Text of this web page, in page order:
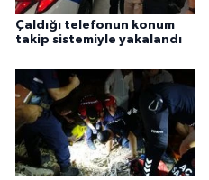
Çaldığı telefonun konum
takip sistemiyle yakalandı